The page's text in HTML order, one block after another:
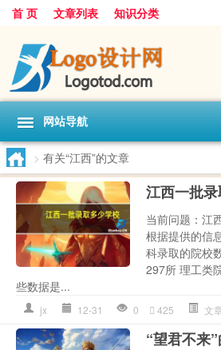
首 页 文章列表 知识分类
网站导航
> 有关“江西”的文章
江西一批
当前问题：江
根据提供的信
科录取的院校
297所 理工类
些数据是...
jx 12-31 0 425 文
“望君不来